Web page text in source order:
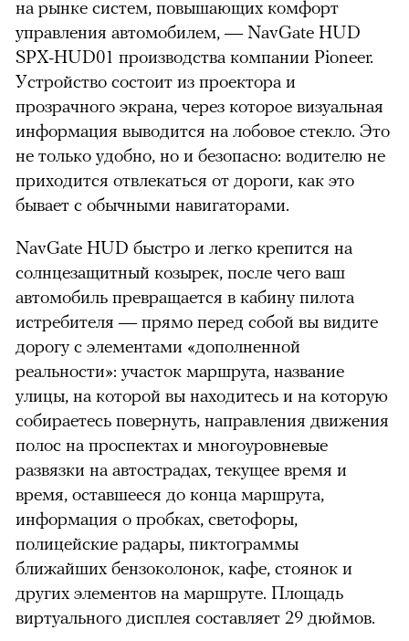
на рынке систем, повышающих комфорт
управления автомобилем, — NavGate HUD
SPX-HUD01 производства компании Pioneer.
Устройство состоит из проектора и
прозрачного экрана, через которое визуальная
информация выводится на лобовое стекло. Это
не только удобно, но и безопасно: водителю не
приходится отвлекаться от дороги, как это
бывает с обычными навигаторами.
NavGate HUD быстро и легко крепится на
солнцезащитный козырек, после чего ваш
автомобиль превращается в кабину пилота
истребителя — прямо перед собой вы видите
дорогу с элементами «дополненной
реальности»: участок маршрута, название
улицы, на которой вы находитесь и на которую
собираетесь повернуть, направления движения
полос на проспектах и многоуровневые
развязки на автострадах, текущее время и
время, оставшееся до конца маршрута,
информация о пробках, светофоры,
полицейские радары, пиктограммы
ближайших бензоколонок, кафе, стоянок и
других элементов на маршруте. Площадь
виртуального дисплея составляет 29 дюймов.